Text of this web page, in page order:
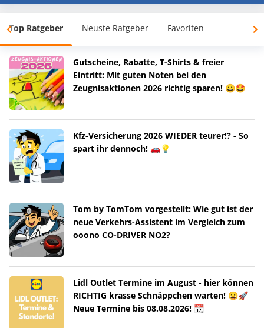
Top Ratgeber Neuste Ratgeber Favoriten
Gutscheine, Rabatte, T-Shirts & freier
Eintritt: Mit guten Noten bei den
Zeugnisaktionen 2026 richtig sparen! 😀🤩
Kfz-Versicherung 2026 WIEDER teurer!? - So
spart ihr dennoch! 🚗💡
Tom by TomTom vorgestellt: Wie gut ist der
neue Verkehrs-Assistent im Vergleich zum
ooono CO-DRIVER NO2?
Lidl Outlet Termine im August - hier können
RICHTIG krasse Schnäppchen warten! 😀🚀
Neue Termine bis 08.08.2026! 📆